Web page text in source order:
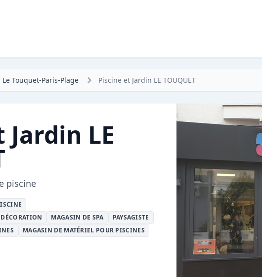
Le Touquet-Paris-Plage Piscine et Jardin LE TOUQUET
LE
piscine
MAGASIN DE SPA
PAYSAGISTE
MAGASIN DE MATÉRIEL POUR PISCINES